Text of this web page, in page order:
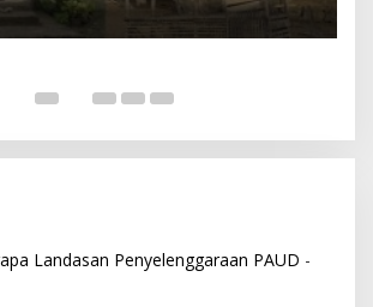
Landasan Penyelenggaraan PAUD -